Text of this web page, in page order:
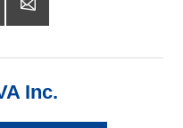
Inc.